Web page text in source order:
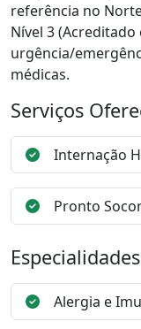
referência no
Nível 3 (Acreditado
urgência/
médicas.
Serviços
Internação
Pronto
Especialidades
Alergia e